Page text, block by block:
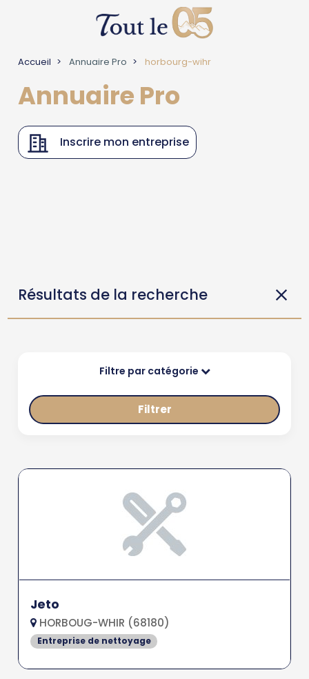
Accueil Annuaire Pro horbourg-wihr
Annuaire Pro
Inscrire mon entreprise
Résultats de la recherche
Filtre par catégorie
Filtrer
Jeto
HORBOUG-WHIR (68180)
Entreprise de nettoyage